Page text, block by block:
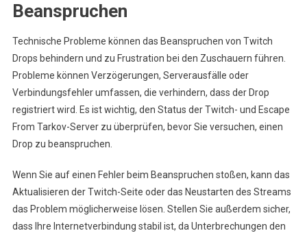
Beanspruchen
Technische Probleme können das Beanspruchen von Twitch
Drops behindern und zu Frustration bei den Zuschauern führen.
Probleme können Verzögerungen, Serverausfälle oder
Verbindungsfehler umfassen, die verhindern, dass der Drop
registriert wird. Es ist wichtig, den Status der Twitch- und Escape
From Tarkov-Server zu überprüfen, bevor Sie versuchen, einen
Drop zu beanspruchen.
Wenn Sie auf einen Fehler beim Beanspruchen stoßen, kann das
Aktualisieren der Twitch-Seite oder das Neustarten des Streams
das Problem möglicherweise lösen. Stellen Sie außerdem sicher,
dass Ihre Internetverbindung stabil ist, da Unterbrechungen den